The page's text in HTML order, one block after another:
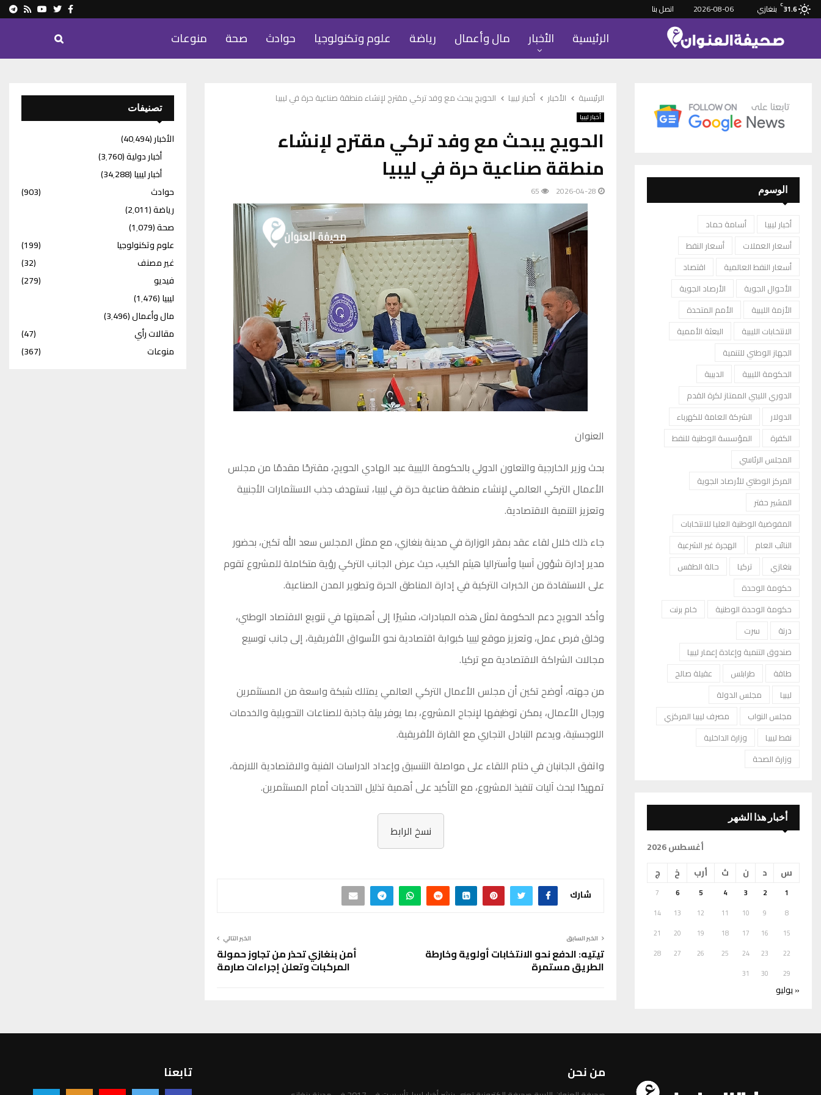
31.6
C بنغازي 2026-08-06 اتصل بنا Facebook
Twitter
Youtube
Rss
الرئيسية الأخبار مال وأعمال رياضة علوم وتكنولوجيا حوادث صحة منوعات
الرئيسية الأخبار أخبار ليبيا الحويج يبحث مع وفد تركي مقترح لإنشاء منطقة صناعية حرة في ليبيا
أخبار ليبيا
الحويج يبحث مع وفد تركي مقترح لإنشاء
منطقة صناعية حرة في ليبيا
2026-04-28
65
العنوان
بحث وزير الخارجية والتعاون الدولي بالحكومة الليبية عبد الهادي الحويج، مقترحًا مقدمًا من مجلس
الأعمال التركي العالمي لإنشاء منطقة صناعية حرة في ليبيا، تستهدف جذب الاستثمارات الأجنبية
وتعزيز التنمية الاقتصادية.
جاء ذلك خلال لقاء عقد بمقر الوزارة في مدينة بنغازي، مع ممثل المجلس سعد الله تكين، بحضور
مدير إدارة شؤون آسيا وأستراليا هيثم الكيب، حيث عرض الجانب التركي رؤية متكاملة للمشروع تقوم
على الاستفادة من الخبرات التركية في إدارة المناطق الحرة وتطوير المدن الصناعية.
وأكد الحويج دعم الحكومة لمثل هذه المبادرات، مشيرًا إلى أهميتها في تنويع الاقتصاد الوطني،
وخلق فرص عمل، وتعزيز موقع ليبيا كبوابة اقتصادية نحو الأسواق الأفريقية، إلى جانب توسيع
مجالات الشراكة الاقتصادية مع تركيا.
من جهته، أوضح تكين أن مجلس الأعمال التركي العالمي يمتلك شبكة واسعة من المستثمرين
ورجال الأعمال، يمكن توظيفها لإنجاح المشروع، بما يوفر بيئة جاذبة للصناعات التحويلية والخدمات
اللوجستية، ويدعم التبادل التجاري مع القارة الأفريقية.
واتفق الجانبان في ختام اللقاء على مواصلة التنسيق وإعداد الدراسات الفنية والاقتصادية اللازمة،
تمهيدًا لبحث آليات تنفيذ المشروع، مع التأكيد على أهمية تذليل التحديات أمام المستثمرين.
نسخ الرابط
شارك
الخبر السابق
تيتيه: الدفع نحو الانتخابات أولوية وخارطة
الطريق مستمرة
الخبر التالي
أمن بنغازي تحذر من تجاوز حمولة
المركبات وتعلن إجراءات صارمة
الوسوم
أخبار ليبيا
أسامة حماد
أسعار العملات
أسعار النفط
أسعار النفط العالمية
اقتصاد
الأحوال الجوية
الأرصاد الجوية
الأزمة الليبية
الأمم المتحدة
الانتخابات الليبية
البعثة الأممية
الجهاز الوطني للتنمية
الحكومة الليبية
الدبيبة
الدوري الليبي الممتاز لكرة القدم
الدولار
الشركة العامة للكهرباء
الكفرة
المؤسسة الوطنية للنفط
المجلس الرئاسي
المركز الوطني للأرصاد الجوية
المشير حفتر
المفوضية الوطنية العليا للانتخابات
النائب العام
الهجرة غير الشرعية
بنغازي
تركيا
حالة الطقس
حكومة الوحدة
حكومة الوحدة الوطنية
خام برنت
درنة
سرت
صندوق التنمية وإعادة إعمار ليبيا
طاقة
طرابلس
عقيلة صالح
ليبيا
مجلس الدولة
مجلس النواب
مصرف ليبيا المركزي
نفط ليبيا
وزارة الداخلية
وزارة الصحة
أخبار هذا الشهر
أغسطس 2026
س
د ن ث أرب خ ج
1
2
3
4
5
6
7
8
9
10
11
12
13
14
15
16
17
18
19
20
21
22
23
24
25
26
27
28
29
30
31
« يوليو
تصنيفات
الأخبار(40٬494)
أخبار دولية(3٬760)
أخبار ليبيا(34٬288)
حوادث
(903)
رياضة(2٬011)
صحة(1٬079)
علوم وتكنولوجيا
(199)
غير مصنف
(32)
فيديو
(279)
ليبيا(1٬476)
مال وأعمال(3٬496)
مقالات رأي
(47)
منوعات
(367)
من نحن تابعنا